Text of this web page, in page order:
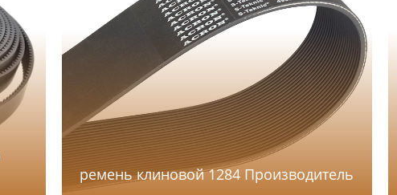
ремень клиновой 1284 Производитель